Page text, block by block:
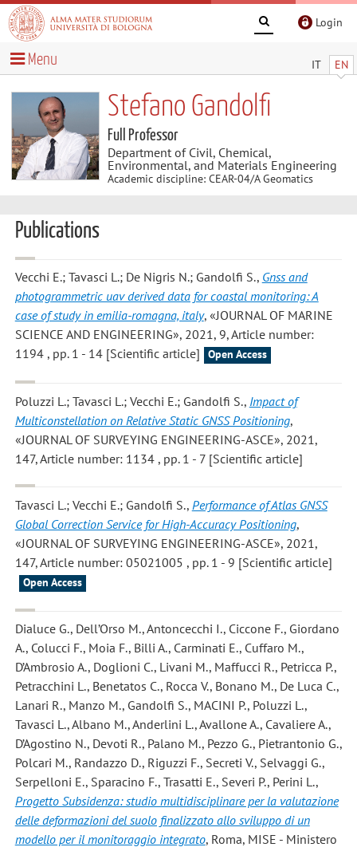
Login
IT EN
Menu
Stefano Gandolfi
Full Professor
Department of Civil, Chemical,
Environmental, and Materials Engineering
Academic discipline: CEAR-04/A Geomatics
Publications
Vecchi E.; Tavasci L.; De Nigris N.; Gandolfi S., Gnss and
photogrammetric uav derived data for coastal monitoring: A
case of study in emilia-romagna, italy, «JOURNAL OF MARINE
SCIENCE AND ENGINEERING», 2021, 9, Article number:
1194 , pp. 1 - 14 [Scientific article]
Open Access
Poluzzi L.; Tavasci L.; Vecchi E.; Gandolfi S., Impact of
Multiconstellation on Relative Static GNSS Positioning,
«JOURNAL OF SURVEYING ENGINEERING-ASCE», 2021,
147, Article number: 1134 , pp. 1 - 7 [Scientific article]
Tavasci L.; Vecchi E.; Gandolfi S., Performance of Atlas GNSS
Global Correction Service for High-Accuracy Positioning,
«JOURNAL OF SURVEYING ENGINEERING-ASCE», 2021,
147, Article number: 05021005 , pp. 1 - 9 [Scientific article]
Open Access
Dialuce G., Dell’Orso M., Antoncecchi I., Ciccone F., Giordano
A., Colucci F., Moia F., Billi A., Carminati E., Cuffaro M.,
D’Ambrosio A., Doglioni C., Livani M., Maffucci R., Petricca P.,
Petracchini L., Benetatos C., Rocca V., Bonano M., De Luca C.,
Lanari R., Manzo M., Gandolfi S., MACINI P., Poluzzi L.,
Tavasci L., Albano M., Anderlini L., Avallone A., Cavaliere A.,
D’Agostino N., Devoti R., Palano M., Pezzo G., Pietrantonio G.,
Polcari M., Randazzo D., Riguzzi F., Secreti V., Selvaggi G.,
Serpelloni E., Sparacino F., Trasatti E., Severi P., Perini L.,
Progetto Subsidenza: studio multidisciplinare per la valutazione
delle deformazioni del suolo finalizzato allo sviluppo di un
modello per il monitoraggio integrato, Roma, MISE - Ministero